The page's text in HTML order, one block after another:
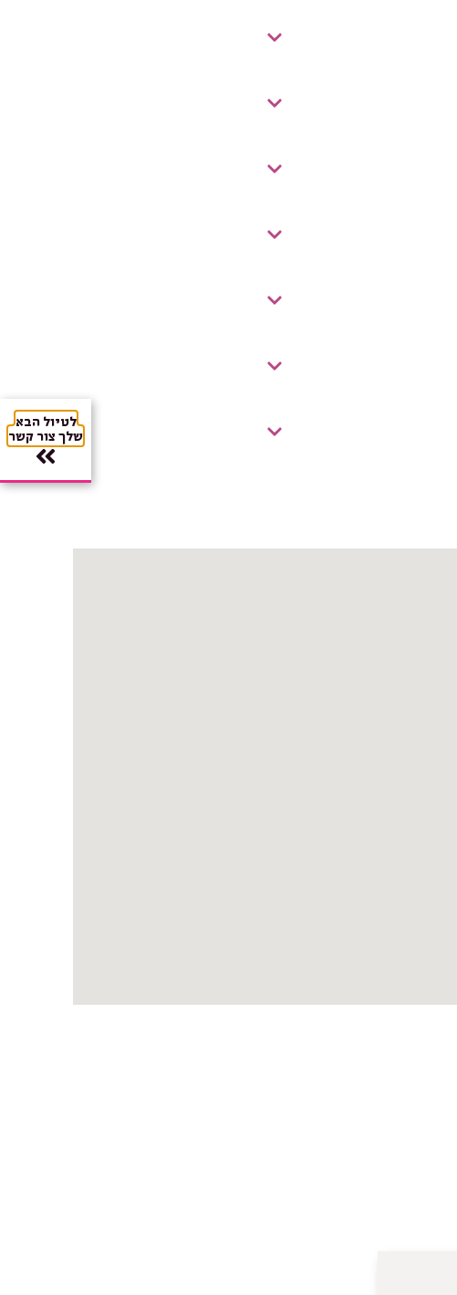
לטיול הבא
שלך צור קשר